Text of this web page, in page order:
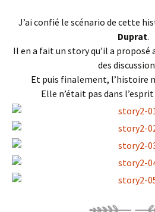
J’ai confié le scénario de cette
Duprat.
Il en a fait un story qu’il a proposé
des
Et puis finalement, l’histoire
Elle n’était pas dans